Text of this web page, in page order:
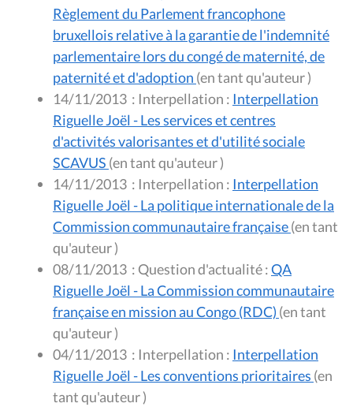
Règlement du Parlement francophone
bruxellois relative à la garantie de l'indemnité
parlementaire lors du congé de maternité, de
paternité et d'adoption
(en tant qu'auteur )
14/11/2013 : Interpellation : Interpellation
Riguelle Joël - Les services et centres
d'activités valorisantes et d'utilité sociale
SCAVUS
(en tant qu'auteur )
14/11/2013 : Interpellation : Interpellation
Riguelle Joël - La politique internationale de la
Commission communautaire française(en tant
qu'auteur )
08/11/2013 : Question d'actualité :QA
Riguelle Joël - La Commission communautaire
française en mission au Congo (RDC) (en tant
qu'auteur )
04/11/2013 : Interpellation : Interpellation
Riguelle Joël - Les conventions prioritaires (en
tant qu'auteur )